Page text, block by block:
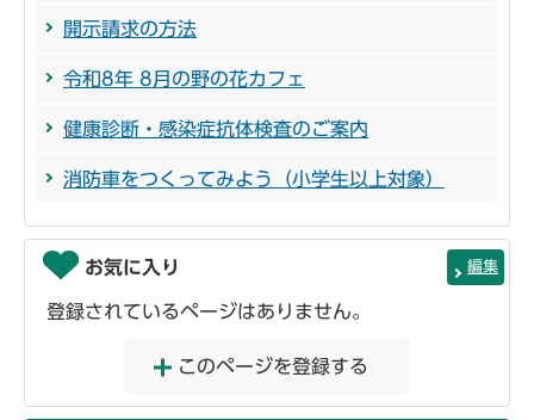
開示請求の方法
令和8年 8月の野の花カフェ
健康診断・感染症抗体検査のご案内
消防車をつくってみよう（小学生以上対象）
お気に入り 編集
登録されているページはありません。
このページを登録する